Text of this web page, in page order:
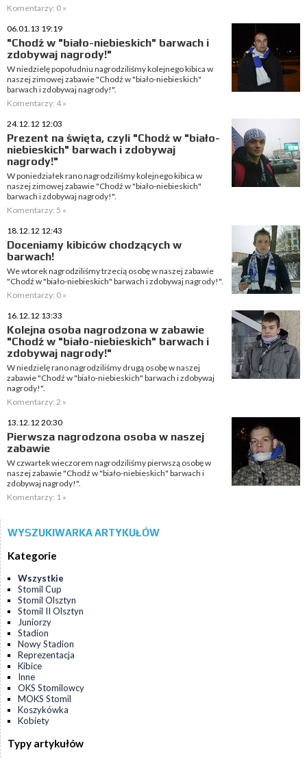
Komentarzy: 0 »
06.01.13 19:19
"Chodź w "biało-niebieskich" barwach i
zdobywaj nagrody!"
W niedzielę popołudniu nagrodziliśmy kolejnego kibica w
naszej zimowej zabawie "Chodź w "biało-niebieskich"
barwach i zdobywaj nagrody!".
Komentarzy: 4 »
24.12.12 12:03
Prezent na święta, czyli "Chodź w "biało-
niebieskich" barwach i zdobywaj
nagrody!"
W poniedziałek rano nagrodziliśmy kolejnego kibica w
naszej zimowej zabawie "Chodź w "biało-niebieskich"
barwach i zdobywaj nagrody!".
Komentarzy: 5 »
18.12.12 12:43
Doceniamy kibiców chodzących w
barwach!
We wtorek nagrodziliśmy trzecią osobę w naszej zabawie
"Chodź w "biało-niebieskich" barwach i zdobywaj nagrody!".
Komentarzy: 0 »
16.12.12 13:33
Kolejna osoba nagrodzona w zabawie
"Chodź w "biało-niebieskich" barwach i
zdobywaj nagrody!"
W niedzielę rano nagrodziliśmy drugą osobę w naszej
zabawie "Chodź w "biało-niebieskich" barwach i zdobywaj
nagrody!".
Komentarzy: 2 »
13.12.12 20:30
Pierwsza nagrodzona osoba w naszej
zabawie
W czwartek wieczorem nagrodziliśmy pierwszą osobę w
naszej zabawie "Chodź w "biało-niebieskich" barwach i
zdobywaj nagrody!".
Komentarzy: 1 »
WYSZUKIWARKA ARTYKUŁÓW
Kategorie
Wszystkie
Stomil Cup
Stomil Olsztyn
Stomil II Olsztyn
Juniorzy
Stadion
Nowy Stadion
Reprezentacja
Kibice
Inne
OKS Stomilowcy
MOKS Stomil
Koszykówka
Kobiety
Typy artykułów